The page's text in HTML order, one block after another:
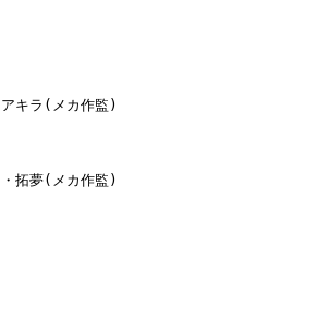
ラ(メカ作監)
夢(メカ作監)